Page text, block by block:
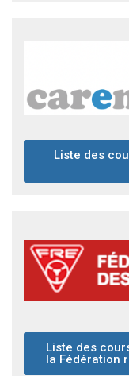
Liste des
Liste des
la Fédération